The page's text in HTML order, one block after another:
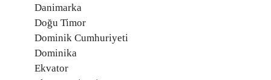
Danimarka
Doğu Timor
Dominik Cumhuriyeti
Dominika
Ekvator